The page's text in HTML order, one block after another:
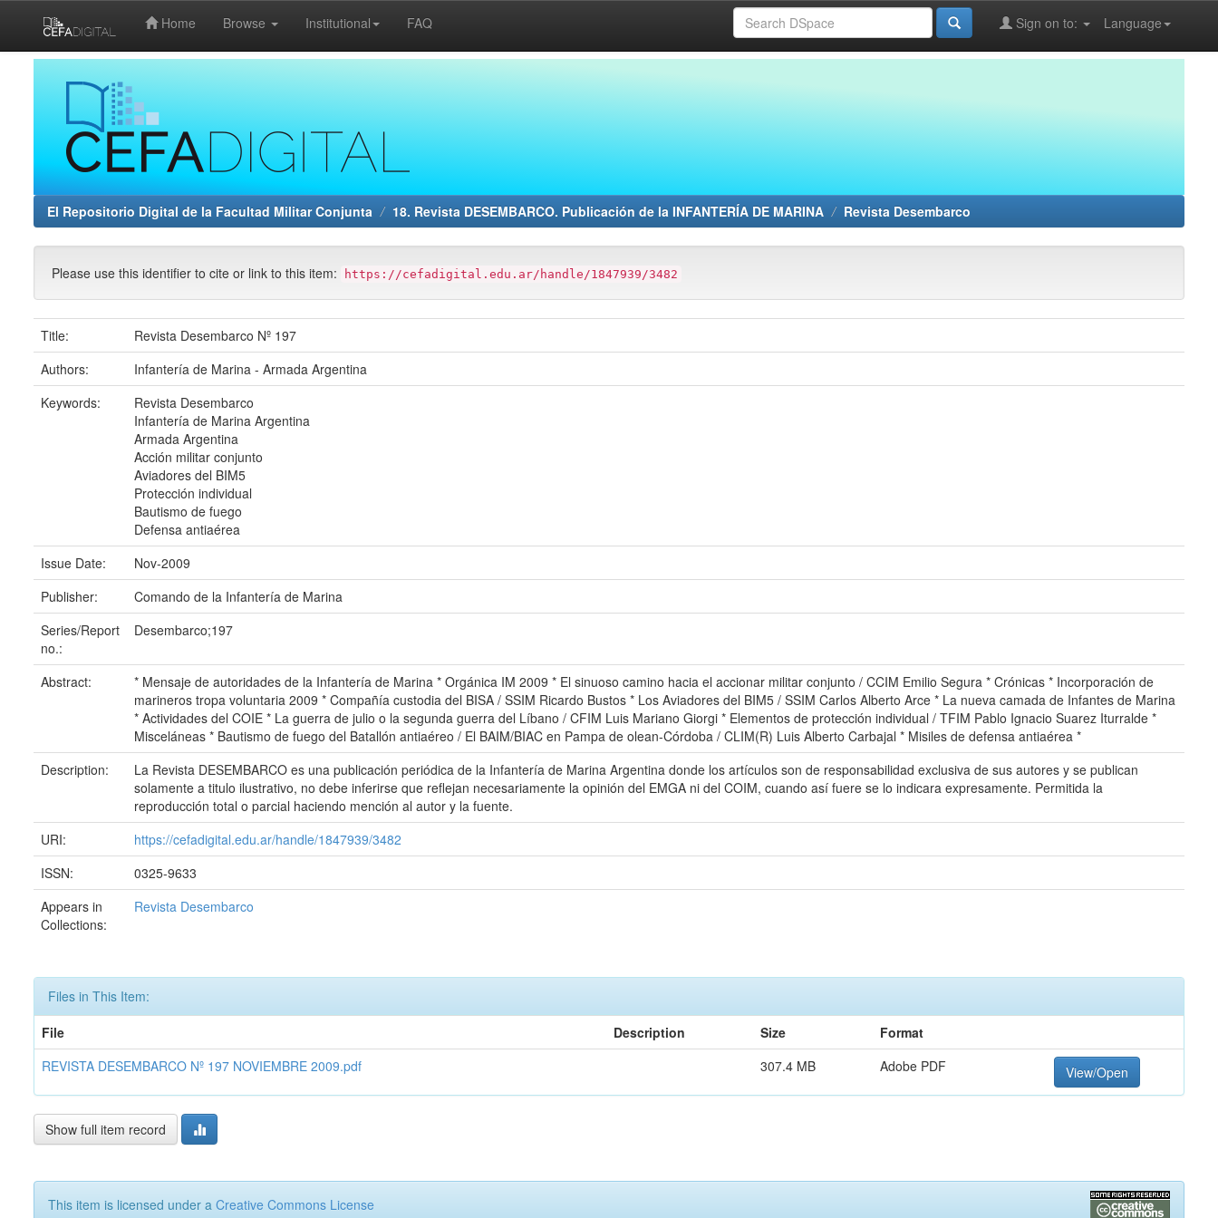
Home Browse Institutional FAQ Language
Sign on to:
El Repositorio Digital de la Facultad Militar Conjunta 18. Revista DESEMBARCO. Publicación de la INFANTERÍA DE MARINA Revista Desembarco
Please use this identifier to cite or link to this item: https://cefadigital.edu.ar/handle/1847939/3482
Title:
Revista Desembarco Nº 197
Authors:
Infantería de Marina - Armada Argentina
Keywords:
Revista Desembarco
Infantería de Marina Argentina
Armada Argentina
Acción militar conjunto
Aviadores del BIM5
Protección individual
Bautismo de fuego
Defensa antiaérea
Issue Date:
Nov-2009
Publisher:
Comando de la Infantería de Marina
Series/Report
no.:
Desembarco;197
Abstract:
* Mensaje de autoridades de la Infantería de Marina * Orgánica IM 2009 * El sinuoso camino hacia el accionar militar conjunto / CCIM Emilio Segura * Crónicas * Incorporación de
marineros tropa voluntaria 2009 * Compañía custodia del BISA / SSIM Ricardo Bustos * Los Aviadores del BIM5 / SSIM Carlos Alberto Arce * La nueva camada de Infantes de Marina
* Actividades del COIE * La guerra de julio o la segunda guerra del Líbano / CFIM Luis Mariano Giorgi * Elementos de protección individual / TFIM Pablo Ignacio Suarez Iturralde *
Misceláneas * Bautismo de fuego del Batallón antiaéreo / El BAIM/BIAC en Pampa de olean-Córdoba / CLIM(R) Luis Alberto Carbajal * Misiles de defensa antiaérea *
Description:
La Revista DESEMBARCO es una publicación periódica de la Infantería de Marina Argentina donde los artículos son de responsabilidad exclusiva de sus autores y se publican
solamente a titulo ilustrativo, no debe inferirse que reflejan necesariamente la opinión del EMGA ni del COIM, cuando así fuere se lo indicara expresamente. Permitida la
reproducción total o parcial haciendo mención al autor y la fuente.
URI:
https://cefadigital.edu.ar/handle/1847939/3482
ISSN:
0325-9633
Appears in
Collections:
Revista Desembarco
Files in This Item:
File
Description Size
Format
REVISTA DESEMBARCO Nº 197 NOVIEMBRE 2009.pdf
307.4 MB Adobe PDF View/Open
Show full item record
This item is licensed under a Creative Commons License